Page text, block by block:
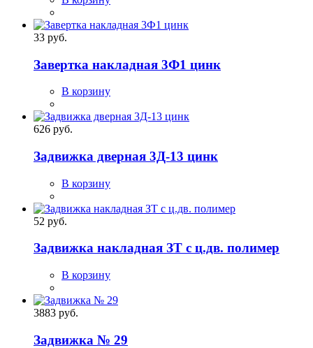
33 руб.
Завертка накладная 3Ф1 цинк
В корзину
626 руб.
Задвижка дверная 3Д-13 цинк
В корзину
52 руб.
Задвижка накладная ЗТ с ц.дв. полимер
В корзину
3883 руб.
Задвижка № 29